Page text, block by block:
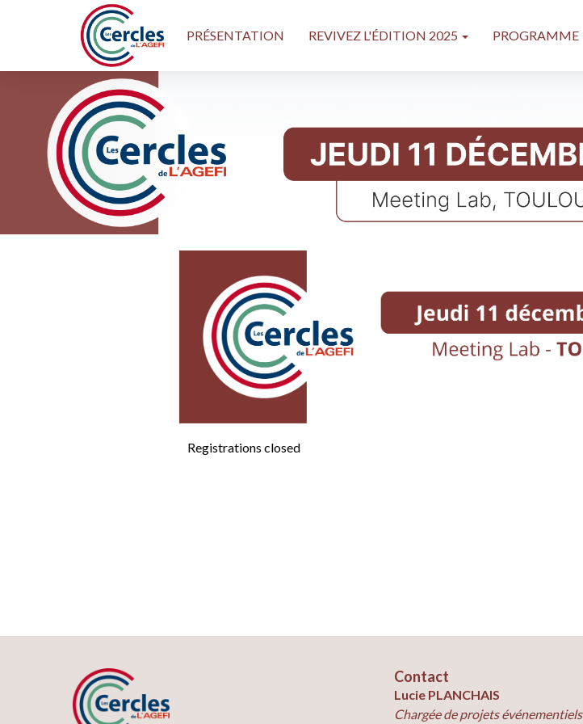
PRÉSENTATION REVIVEZ L'ÉDITION 2025 PROGRAMME
Registrations closed
Contact
Lucie PLANCHAIS
Chargée de projets événementiels